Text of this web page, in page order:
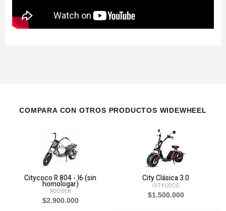
COMPARA CON OTROS PRODUCTOS WIDEWHEEL
Citycoco R 804 - I6 (sin
homologar)
ROODER
$2.900.000
City Clásica 3.0
CITYCOCO
$1.500.000